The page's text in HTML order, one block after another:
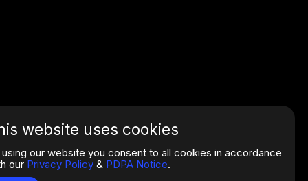
website uses cookies
using our website you consent to all cookies in accordance
our Privacy Policy & PDPA Notice.